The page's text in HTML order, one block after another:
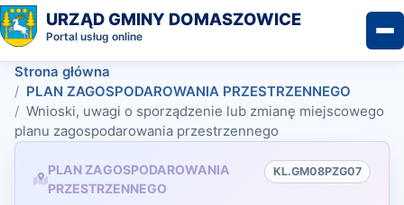
URZĄD GMINY DOMASZOWICE
Portal usług online
Strona główna
PLAN ZAGOSPODAROWANIA PRZESTRZENNEGO
Wnioski, uwagi o sporządzenie lub zmianę miejscowego
planu zagospodarowania przestrzennego
PLAN ZAGOSPODAROWANIA
PRZESTRZENNEGO
KL.GM08PZG07